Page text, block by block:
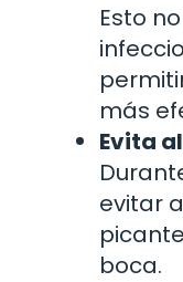
Esto
más
Evita
evitar
boca.